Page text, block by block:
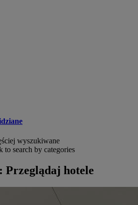
wyszukiwane
to search by categories
Przeglądaj hotele